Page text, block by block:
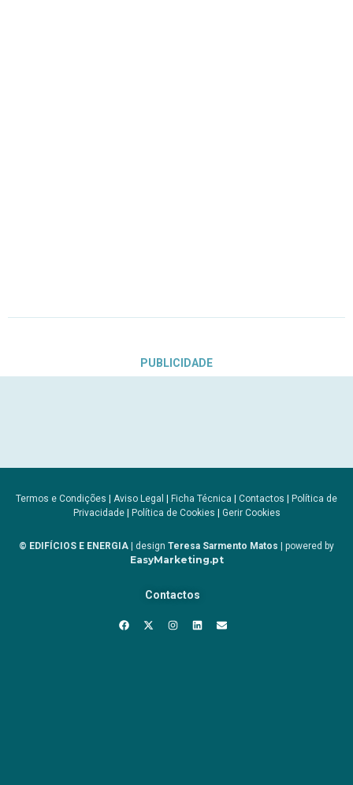
PUBLICIDADE
Termos e Condições | Aviso Legal | Ficha Técnica | Contactos | Política de
Privacidade| Política de Cookies | Gerir Cookies
© EDIFÍCIOS E ENERGIA | design Teresa Sarmento Matos | powered by
EasyMarketing.pt
Contactos